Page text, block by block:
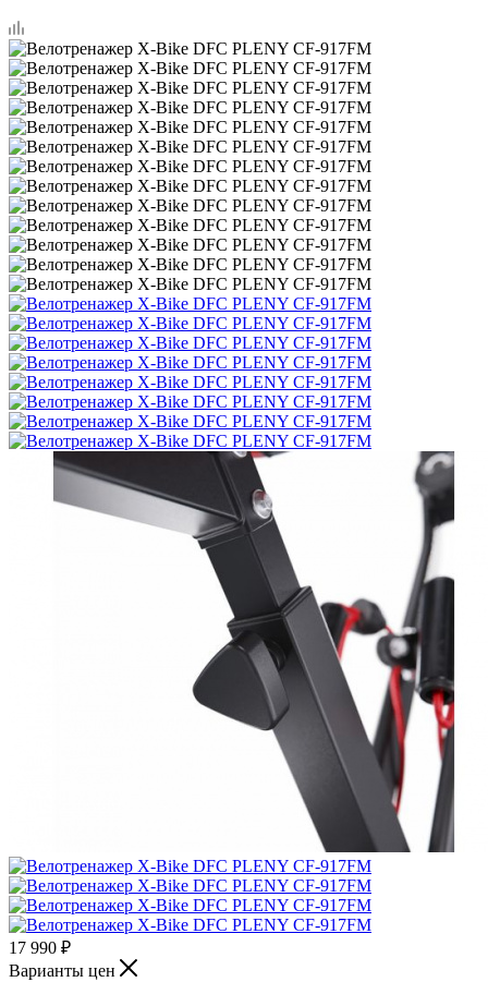
17 990 ₽
Варианты цен